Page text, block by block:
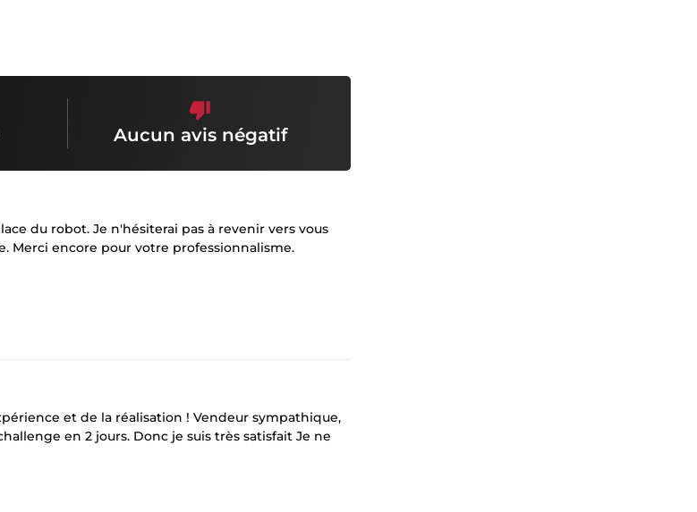
Aucun avis négatif
du robot. Je n'hésiterai pas à revenir vers vous
Merci encore pour votre professionnalisme.
et de la réalisation ! Vendeur sympathique,
en 2 jours. Donc je suis très satisfait Je ne